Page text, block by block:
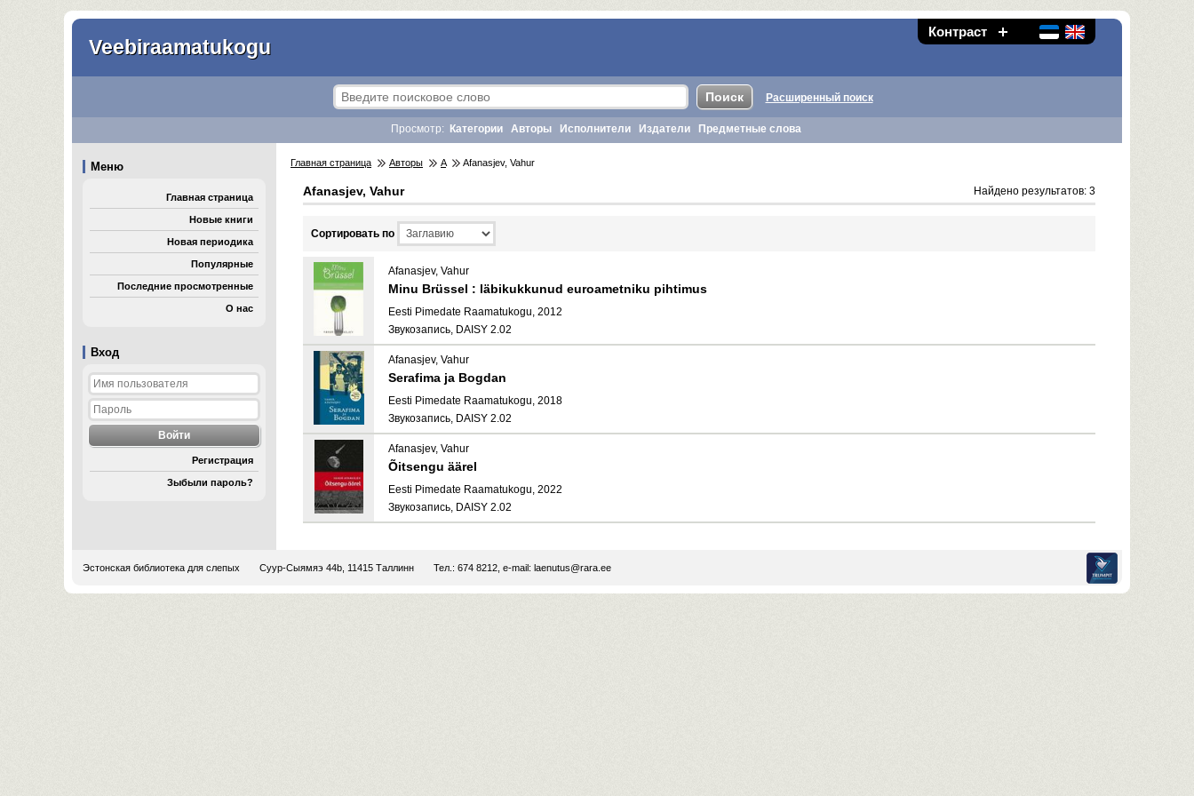
Контраст
Veebiraamatukogu
Вход
Регистрация
Зыбыли пароль?
Расширенный поиск
Просмотр: Категории Авторы Исполнители Издатели Предметные слова
Меню
Главная страница
Новые книги
Новая периодика
Популярные
Последние просмотренные
О нас
Главная страница Авторы A Afanasjev, Vahur
Afanasjev, Vahur Найдено результатов: 3
Cортировать по
Afanasjev, Vahur
Minu Brüssel : läbikukkunud euroametniku pihtimus
Eesti Pimedate Raamatukogu, 2012
Звукозапись, DAISY 2.02
Afanasjev, Vahur
Serafima ja Bogdan
Eesti Pimedate Raamatukogu, 2018
Звукозапись, DAISY 2.02
Afanasjev, Vahur
Õitsengu äärel
Eesti Pimedate Raamatukogu, 2022
Звукозапись, DAISY 2.02
Эстонская библиотека для слепых Суур-Сыямяэ 44b, 11415 Таллинн Тел.: 674 8212, e-mail: laenutus@rara.ee